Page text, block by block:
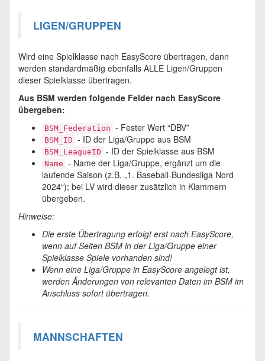
LIGEN/GRUPPEN
Wird eine Spielklasse nach EasyScore übertragen, dann
werden standardmäßig ebenfalls ALLE Ligen/Gruppen
dieser Spielklasse übertragen.
Aus BSM werden folgende Felder nach EasyScore
übergeben:
BSM_Federation - Fester Wert “DBV”
BSM_ID - ID der Liga/Gruppe aus BSM
BSM_LeagueID - ID der Spielklasse aus BSM
Name - Name der Liga/Gruppe, ergänzt um die
laufende Saison (z.B. „1. Baseball-Bundesliga Nord
2024“); bei LV wird dieser zusätzlich in Klammern
übergeben.
Hinweise:
Die erste Übertragung erfolgt erst nach EasyScore,
wenn auf Seiten BSM in der Liga/Gruppe einer
Spielklasse Spiele vorhanden sind!
Wenn eine Liga/Gruppe in EasyScore angelegt ist,
werden Änderungen von relevanten Daten im BSM im
Anschluss sofort übertragen.
MANNSCHAFTEN